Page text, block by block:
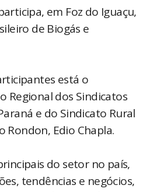
em Foz do Iguaçu,
de Biogás e
está o
Regional dos Sindicatos
e do Sindicato Rural
Rondon, Edio Chapla.
do setor no país,
tendências e negócios,